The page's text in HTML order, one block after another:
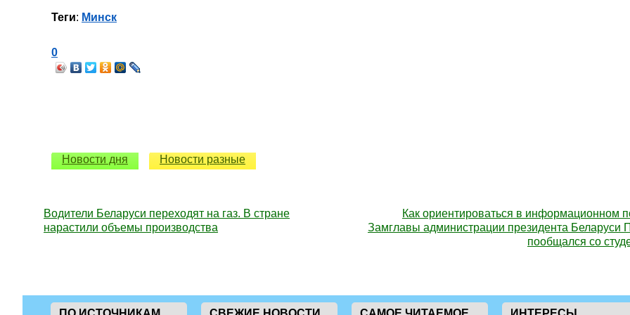
Теги: Минск
0
Новости дня Новости разные
Водители Беларуси переходят на газ. В стране
нарастили объемы производства
Как ориентироваться в информационном
Замглавы администрации президента Беларуси
пообщался со